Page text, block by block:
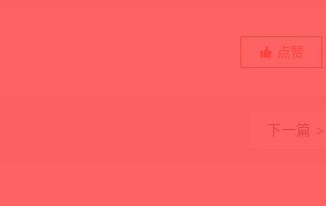
点赞
下一篇 >